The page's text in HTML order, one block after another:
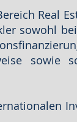
Real
sowohl
sowie